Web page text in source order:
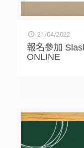
21/04/2022
報名參加
ONLINE